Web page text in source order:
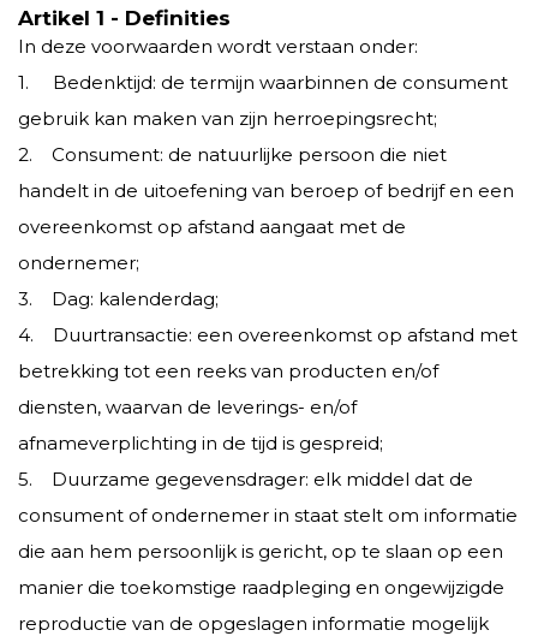
Artikel 1 - Definities
In deze voorwaarden wordt verstaan onder:
1. Bedenktijd: de termijn waarbinnen de consument
gebruik kan maken van zijn herroepingsrecht;
2. Consument: de natuurlijke persoon die niet
handelt in de uitoefening van beroep of bedrijf en een
overeenkomst op afstand aangaat met de
ondernemer;
3. Dag: kalenderdag;
4. Duurtransactie: een overeenkomst op afstand met
betrekking tot een reeks van producten en/of
diensten, waarvan de leverings- en/of
afnameverplichting in de tijd is gespreid;
5. Duurzame gegevensdrager: elk middel dat de
consument of ondernemer in staat stelt om informatie
die aan hem persoonlijk is gericht, op te slaan op een
manier die toekomstige raadpleging en ongewijzigde
reproductie van de opgeslagen informatie mogelijk